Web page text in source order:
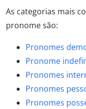
As categorias mais
pronome são:
Pronomes
Pronome
Pronomes
Pronomes
Pronomes